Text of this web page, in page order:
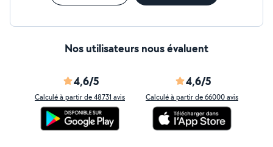
Nos utilisateurs nous évaluent
4,6/5
Calculé à partir de 48731 avis
4,6/5
Calculé à partir de 66000 avis